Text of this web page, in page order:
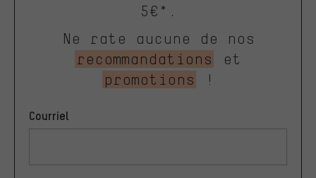
5€*.
Ne rate aucune de nos
recommandations
et
promotions
!
Courriel